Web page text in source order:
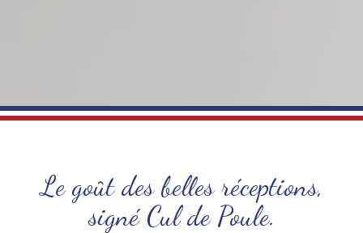
Le goût des belles réceptions,
signé Cul de Poule.